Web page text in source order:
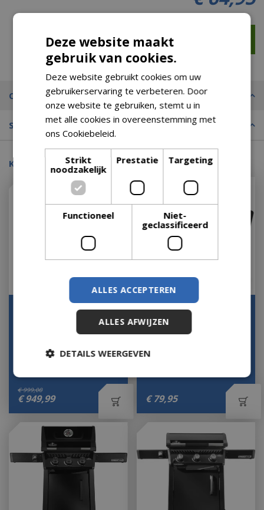
Omschrijving
Specificaties
Kijk ook eens naar:
Napoleon Phantom
€ 999,00
€ 949,99
Let op: bijna uitverkocht!
Napoleon BBQ Hoes
voor Freestyle 365/465
Beschermhoes Afdek…
€ 79,95
Op voorraad
Deze website maakt
gebruik van cookies.
Deze website gebruikt cookies om uw
gebruikerservaring te verbeteren. Door
onze website te gebruiken, stemt u in
met alle cookies in overeenstemming met
ons Cookiebeleid.
Strikt
noodzakelijk
Prestatie Targeting
Functioneel
Niet-
geclassificeerd
ALLES ACCEPTEREN
ALLES AFWIJZEN
DETAILS WEERGEVEN